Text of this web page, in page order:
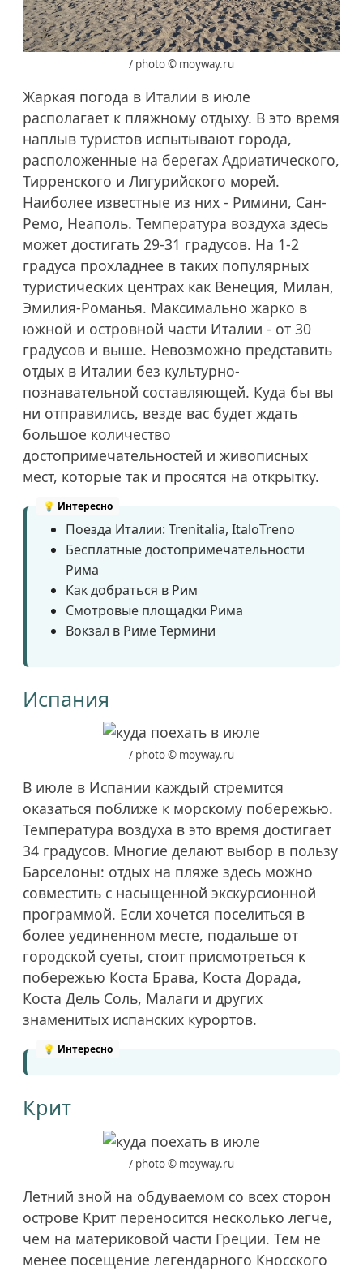
/ photo © moyway.ru
Жаркая погода в Италии в июле
располагает к пляжному отдыху. В это время
наплыв туристов испытывают города,
расположенные на берегах Адриатического,
Тирренского и Лигурийского морей.
Наиболее известные из них - Римини, Сан-
Ремо, Неаполь. Температура воздуха здесь
может достигать 29-31 градусов. На 1-2
градуса прохладнее в таких популярных
туристических центрах как Венеция, Милан,
Эмилия-Романья. Максимально жарко в
южной и островной части Италии - от 30
градусов и выше. Невозможно представить
отдых в Италии без культурно-
познавательной составляющей. Куда бы вы
ни отправились, везде вас будет ждать
большое количество
достопримечательностей и живописных
мест, которые так и просятся на открытку.
Поезда Италии: Trenitalia, ItaloTreno
Бесплатные достопримечательности
Рима
Как добраться в Рим
Смотровые площадки Рима
Вокзал в Риме Термини
Испания
/ photo © moyway.ru
В июле в Испании каждый стремится
оказаться поближе к морскому побережью.
Температура воздуха в это время достигает
34 градусов. Многие делают выбор в пользу
Барселоны: отдых на пляже здесь можно
совместить с насыщенной экскурсионной
программой. Если хочется поселиться в
более уединенном месте, подальше от
городской суеты, стоит присмотреться к
побережью Коста Брава, Коста Дорада,
Коста Дель Соль, Малаги и других
знаменитых испанских курортов.
Крит
/ photo © moyway.ru
Летний зной на обдуваемом со всех сторон
острове Крит переносится несколько легче,
чем на материковой части Греции. Тем не
менее посещение легендарного Кносского